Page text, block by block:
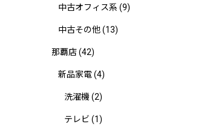
中古オフィス系 (9)
中古その他(13)
那覇店(42)
新品家電(4)
洗濯機 (2)
テレビ (1)